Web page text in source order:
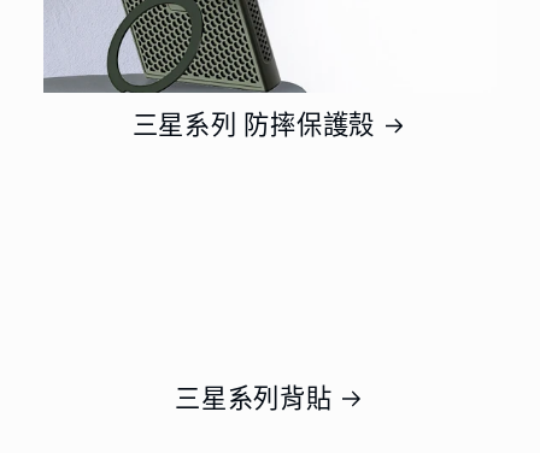
三星系列 防摔保護殼
三星系列背貼